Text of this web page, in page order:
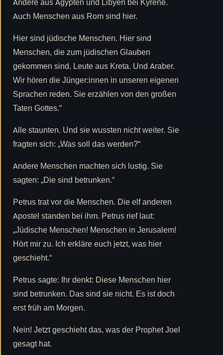
Andere aus Ägypten und Libyen bei Kyrene.
Auch Menschen aus Rom sind hier.
Hier sind jüdische Menschen. Hier sind
Menschen, die zum jüdischen Glauben
gekommen sind. Leute aus Kreta. Und Araber.
Wir hören die Jünger:innen in unseren eigenen
Sprachen reden. Sie erzählen von den großen
Taten Gottes.“
Alle staunten. Und sie wussten nicht weiter. Sie
fragten sich: „Was soll das werden?“
Andere Menschen machten sich lustig. Sie
sagten: „Die sind betrunken.“
Petrus trat vor die Menschen. Die elf anderen
Apostel standen bei ihm. Petrus rief laut:
„Jüdische Menschen! Menschen in Jerusalem!
Hört mir zu. Ich erkläre euch jetzt, was hier
geschieht.“
Petrus sagte: Ihr denkt: Diese Menschen hier
sind betrunken. Das sind sie nicht. Es ist doch
erst früh am Morgen.
Nein! Jetzt geschieht das, was der Prophet Joel
gesagt hat.